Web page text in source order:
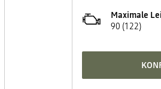
Maximale
90 (122)